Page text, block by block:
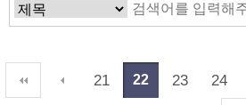
21 22 23 24